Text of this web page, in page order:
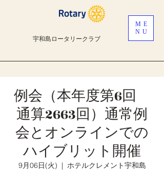
宇和島ロータリークラブ
ME
NU
例会（本年度第6回
通算2663回）通常例
会とオンラインでの
ハイブリット開催
9月06日(火)
  |
ホテルクレメント宇和島